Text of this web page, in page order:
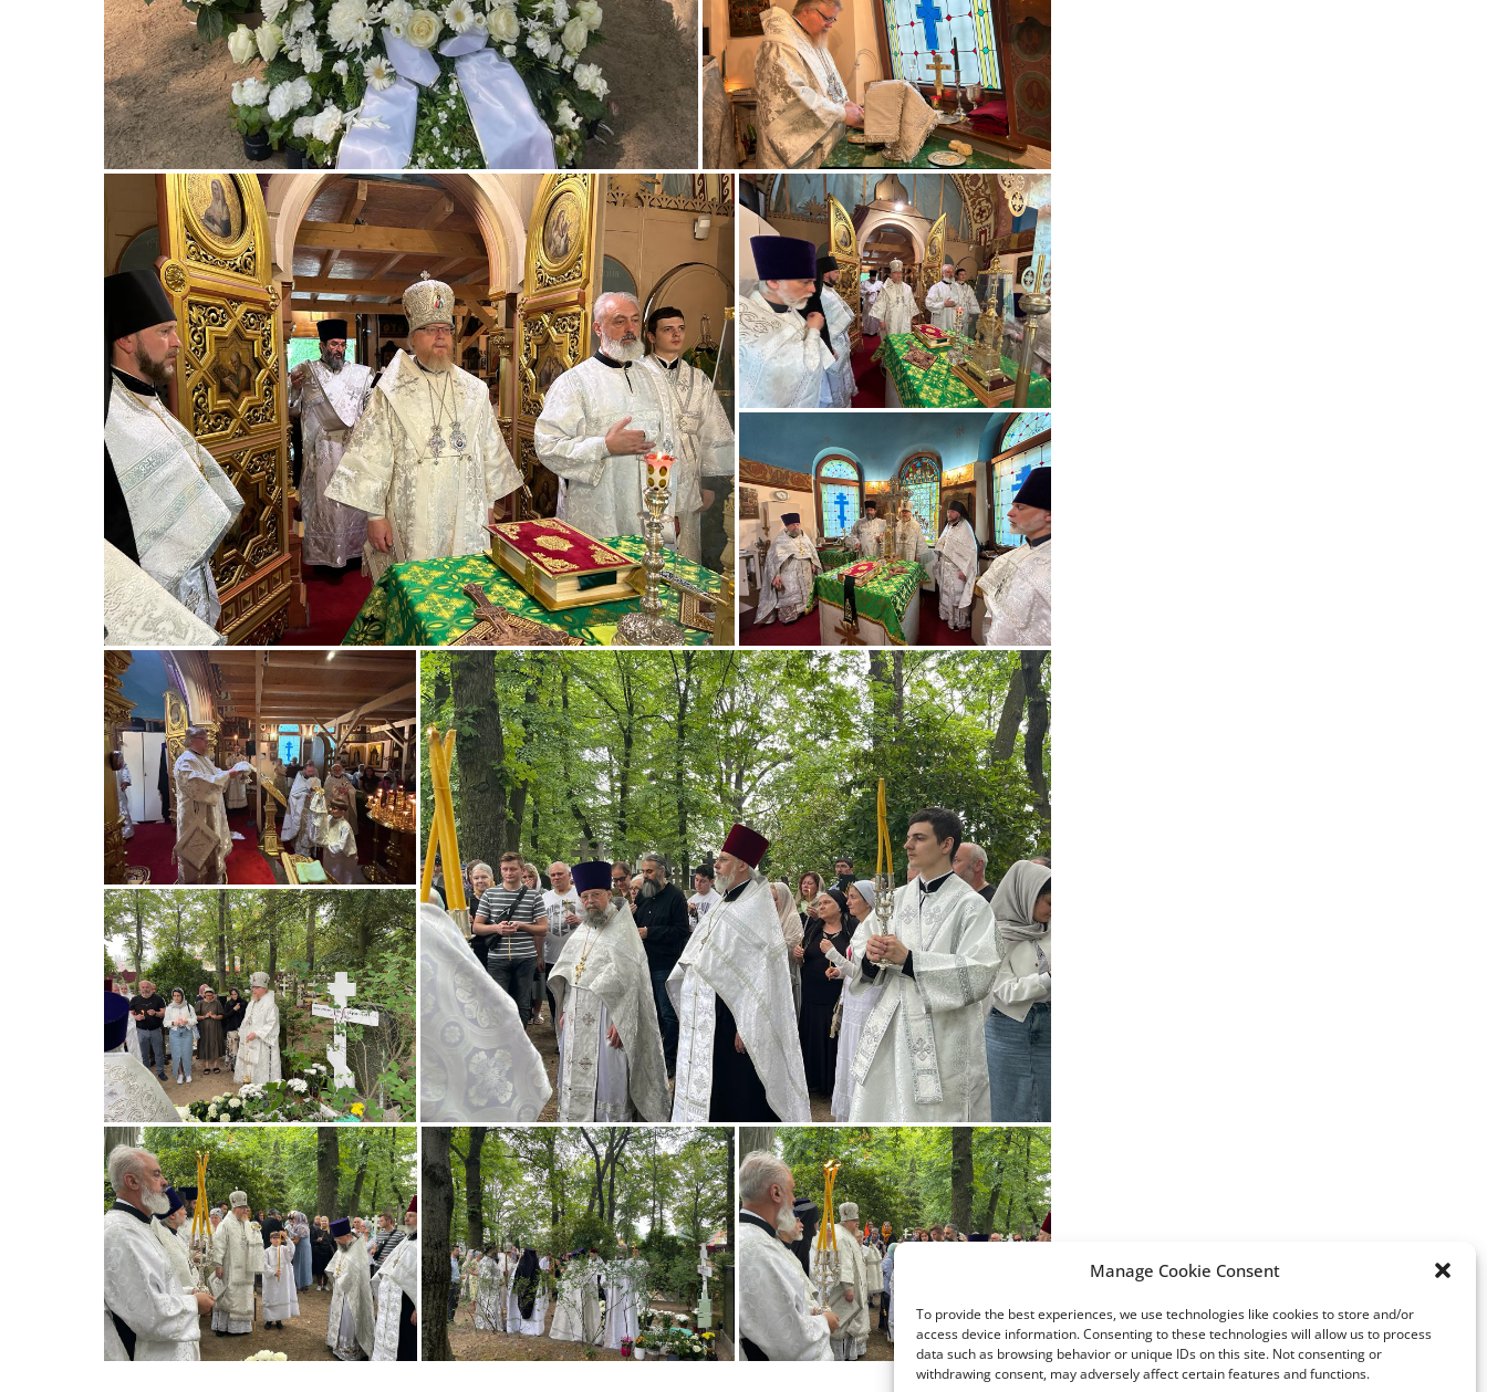
Manage Cookie Consent
To provide the best experiences, we use technologies like cookies to store and/or
access device information. Consenting to these technologies will allow us to process
data such as browsing behavior or unique IDs on this site. Not consenting or
withdrawing consent, may adversely affect certain features and functions.